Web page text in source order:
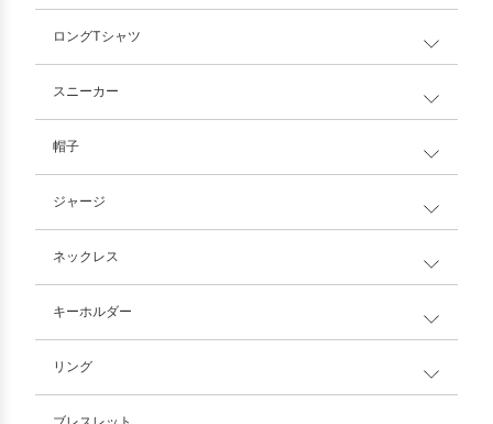
ロングTシャツ
スニーカー
帽子
ジャージ
ネックレス
キーホルダー
リング